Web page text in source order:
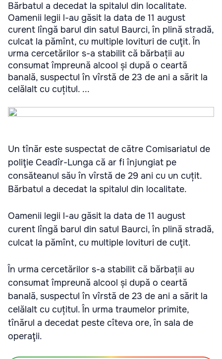
Bărbatul a decedat la spitalul din localitate.
Oamenii legii l-au găsit la data de 11 august
curent lîngă barul din satul Baurci, în plină stradă,
culcat la pămînt, cu multiple lovituri de cuţit. În
urma cercetărilor s-a stabilit că bărbații au
consumat împreună alcool și după o ceartă
banală, suspectul în vîrstă de 23 de ani a sărit la
celălalt cu cuțitul. ...
Un tînăr este suspectat de către Comisariatul de
poliţie Ceadîr-Lunga că ar fi înjungiat pe
consăteanul său în vîrstă de 29 ani cu un cuțit.
Bărbatul a decedat la spitalul din localitate.
Oamenii legii l-au găsit la data de 11 august
curent lîngă barul din satul Baurci, în plină stradă,
culcat la pămînt, cu multiple lovituri de cuţit.
În urma cercetărilor s-a stabilit că bărbații au
consumat împreună alcool și după o ceartă
banală, suspectul în vîrstă de 23 de ani a sărit la
celălalt cu cuțitul. În urma traumelor primite,
tînărul a decedat peste cîteva ore, în sala de
operaţii.